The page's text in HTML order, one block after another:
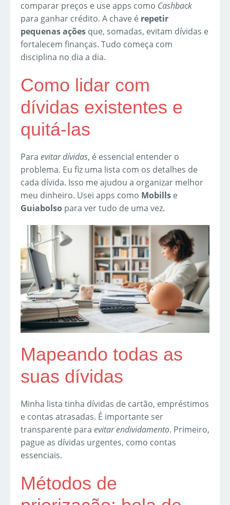
comparar preços e use apps como Cashback
para ganhar crédito. A chave é repetir
pequenas ações que, somadas, evitam dívidas e
fortalecem finanças. Tudo começa com
disciplina no dia a dia.
Como lidar com
dívidas existentes e
quitá-las
Para evitar dívidas, é essencial entender o
problema. Eu fiz uma lista com os detalhes de
cada dívida. Isso me ajudou a organizar melhor
meu dinheiro. Usei apps como Mobills e
Guiabolso para ver tudo de uma vez.
Mapeando todas as
suas dívidas
Minha lista tinha dívidas de cartão, empréstimos
e contas atrasadas. É importante ser
transparente para evitar endividamento. Primeiro,
pague as dívidas urgentes, como contas
essenciais.
Métodos de